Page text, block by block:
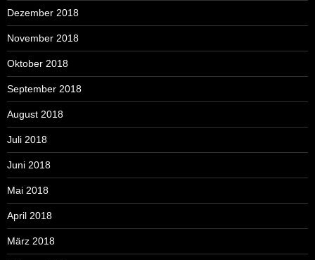
Dezember 2018
November 2018
Oktober 2018
September 2018
August 2018
Juli 2018
Juni 2018
Mai 2018
April 2018
März 2018